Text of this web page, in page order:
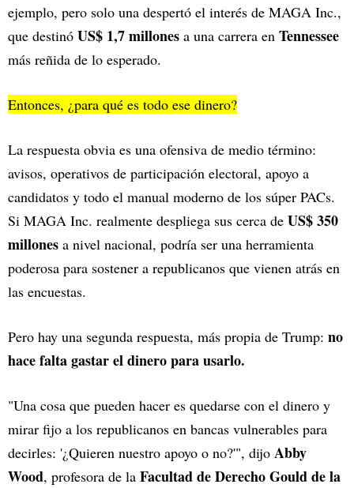
ejemplo, pero solo una despertó el interés de MAGA Inc.,
que destinó US$ 1,7 millones a una carrera en Tennessee
más reñida de lo esperado.
Entonces, ¿para qué es todo ese dinero?
La respuesta obvia es una ofensiva de medio término:
avisos, operativos de participación electoral, apoyo a
candidatos y todo el manual moderno de los súper PACs.
Si MAGA Inc. realmente despliega sus cerca de US$ 350
millones a nivel nacional, podría ser una herramienta
poderosa para sostener a republicanos que vienen atrás en
las encuestas.
Pero hay una segunda respuesta, más propia de Trump: no
hace falta gastar el dinero para usarlo.
"Una cosa que pueden hacer es quedarse con el dinero y
mirar fijo a los republicanos en bancas vulnerables para
decirles: '¿Quieren nuestro apoyo o no?'", dijo Abby
Wood, profesora de la Facultad de Derecho Gould de la